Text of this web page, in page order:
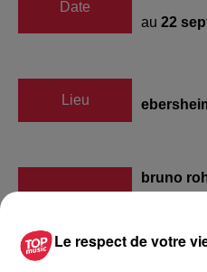
Date
au 22
Lieu
bruno
Le respect de votre